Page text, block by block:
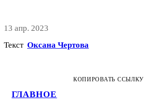
ГЛАВНОЕ
13 апр. 2023
Текст Оксана Чертова
КОПИРОВАТЬ ССЫЛКУ